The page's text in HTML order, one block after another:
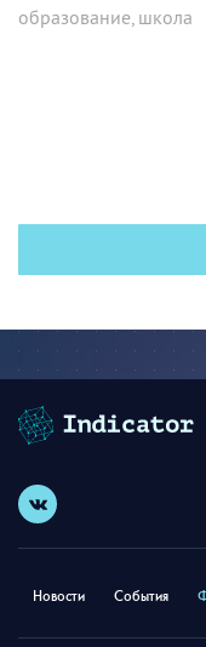
образование, школа
Новости События